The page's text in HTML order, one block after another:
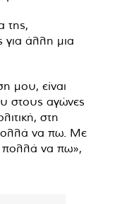
της,
άλλη μια
μου, είναι
στους αγώνες
στη
να πω. Με
πολλά να πω»,